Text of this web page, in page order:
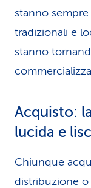
stanno
tradizionali e
stanno
Acquisto:
lucida e
Chiunque
distribuzione o